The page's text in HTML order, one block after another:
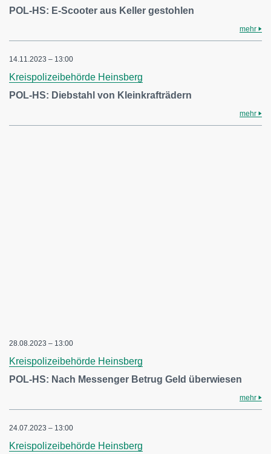
POL-HS: E-Scooter aus Keller gestohlen
mehr
14.11.2023 – 13:00
Kreispolizeibehörde Heinsberg
POL-HS: Diebstahl von Kleinkrafträdern
mehr
28.08.2023 – 13:00
Kreispolizeibehörde Heinsberg
POL-HS: Nach Messenger Betrug Geld überwiesen
mehr
24.07.2023 – 13:00
Kreispolizeibehörde Heinsberg